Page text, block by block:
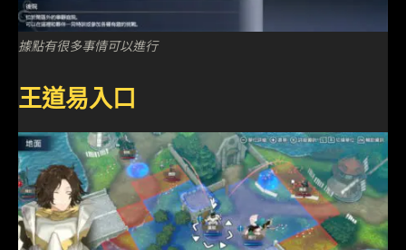
據點有很多事情可以進行
王道易入口